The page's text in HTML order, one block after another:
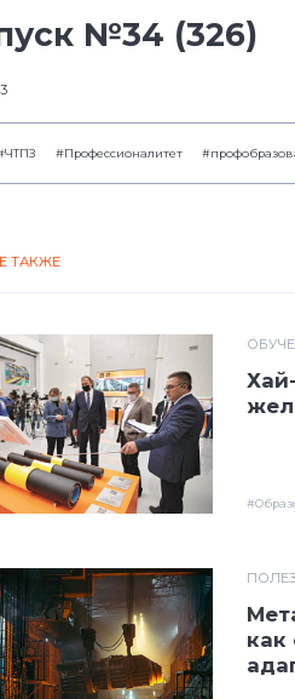
№34 (326)
#Профессионалитет
ТАКЖЕ
как